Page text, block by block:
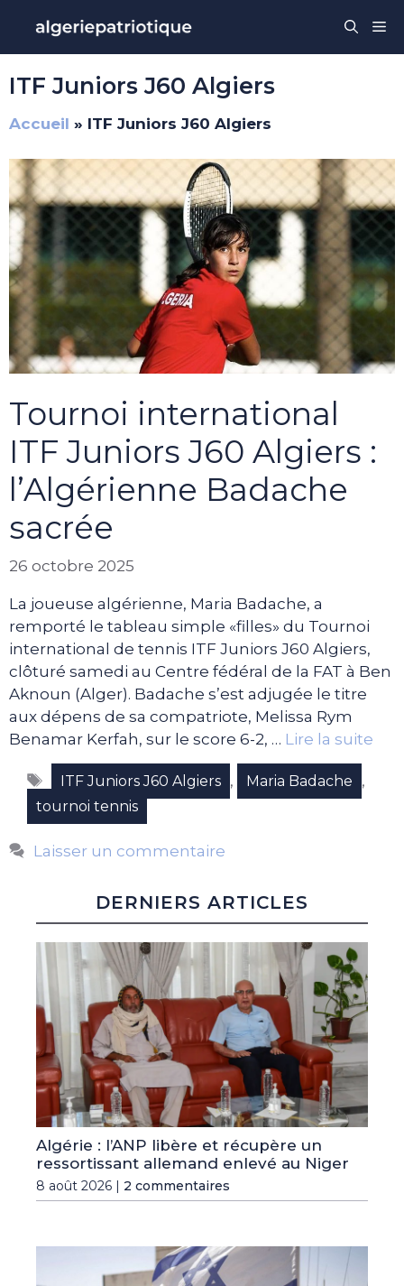
contenu
ITF Juniors J60 Algiers
Accueil » ITF Juniors J60 Algiers
Tournoi international
ITF Juniors J60 Algiers :
l’Algérienne Badache
sacrée
26 octobre 2025
La joueuse algérienne, Maria Badache, a
remporté le tableau simple «filles» du Tournoi
international de tennis ITF Juniors J60 Algiers,
clôturé samedi au Centre fédéral de la FAT à Ben
Aknoun (Alger). Badache s’est adjugée le titre
aux dépens de sa compatriote, Melissa Rym
Benamar Kerfah, sur le score 6-2, … Lire la suite
Étiquettes
ITF Juniors J60 Algiers , Maria Badache ,
tournoi tennis
Laisser un commentaire
DERNIERS ARTICLES
Algérie : l’ANP libère et récupère un
ressortissant allemand enlevé au Niger
8 août 2026 | 2 commentaires